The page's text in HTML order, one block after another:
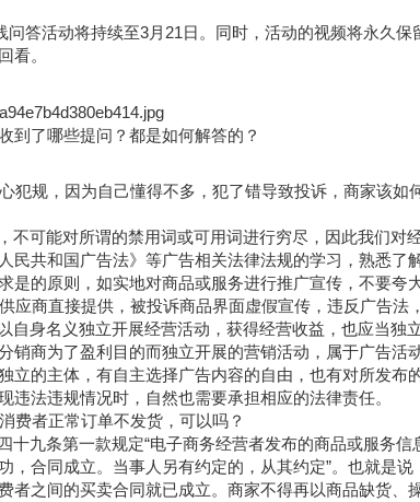
问答活动将持续至3月21日。同时，活动的视频将永久
看。
到了哪些提问？都是如何解答的？
犯规，因为自己懂得不多，犯了错导致投诉，商家该如
不可能对所谓的禁用词或可用词进行穷尽，因此我们对
民共和国广告法》等广告相关法律法规的学习，熟悉了
是的原则，如实地对商品或服务进行推广宣传，不要夸
应商直接提供，被投诉商品界面虚假宣传，违反广告法
自身名义独立开展经营活动，获得经营收益，也应当独
销商为了盈利目的而独立开展的营销活动，属于广告活
立的主体，有自主选择广告内容的自由，也有对所发布
违法违规情况时，自然也需要承担相应的法律责任。
费者正常订单不发货，可以吗？
十九条第一款规定“电子商务经营者发布的商品或服务
，合同成立。当事人另有约定的，从其约定”。也就是
者之间的买卖合同就已成立。商家不得再以商品缺货、